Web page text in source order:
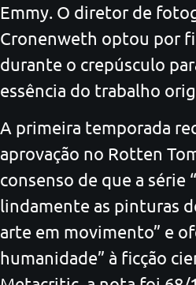
Emmy. O diretor de
Cronenweth optou por
durante o crepúsculo
essência do trabalho
A primeira temporada
aprovação no Rotten
consenso de que a série
lindamente as pinturas
arte em movimento” e
humanidade” à ficção